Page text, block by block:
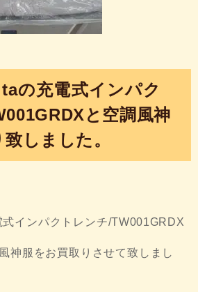
の充電式インパク
と空調風神
しました。
インパクトレンチ/TW001GRDX
神服をお買取りさせて致しまし